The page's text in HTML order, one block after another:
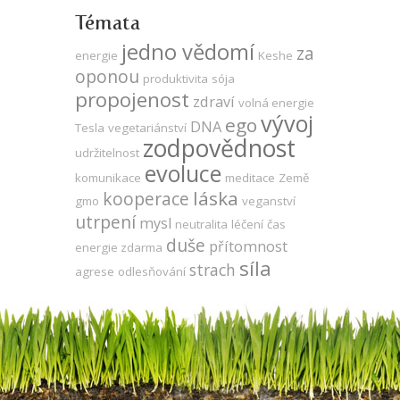
Témata
energie jedno vědomí Keshe za
oponou produktivita sója
propojenost zdraví volná energie
Tesla vegetariánství DNA egovývoj
udržitelnost zodpovědnost
komunikace evoluce meditace Země
gmo kooperace láska veganství
utrpení mysl neutralita léčení čas
energie zdarma duše přítomnost
agrese odlesňování strach síla